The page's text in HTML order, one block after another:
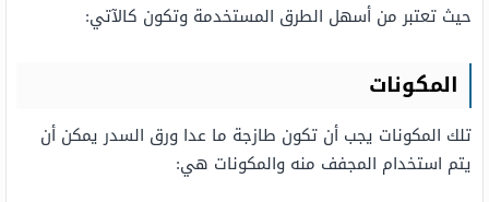
حيث تعتبر من أسهل الطرق المستخدمة وتكون كالآتي:
المكونات
تلك المكونات يجب أن تكون طازجة ما عدا ورق السدر يمكن أن
يتم استخدام المجفف منه والمكونات هي: